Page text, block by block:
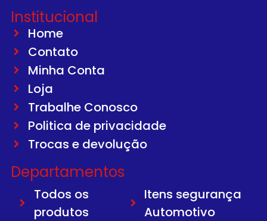
Institucional
Home
Contato
Minha Conta
Loja
Trabalhe Conosco
Politica de privacidade
Trocas e devolução
Departamentos
Todos os
produtos
Itens segurança
Automotivo